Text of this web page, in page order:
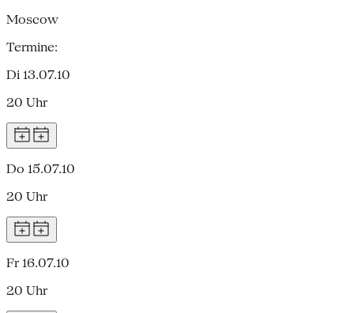
Moscow
Termine:
Di 13.07.10
20 Uhr
Do 15.07.10
20 Uhr
Fr 16.07.10
20 Uhr